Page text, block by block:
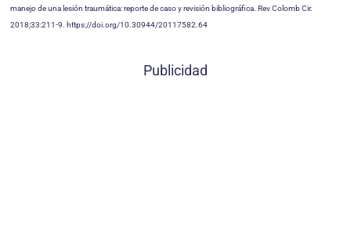
manejo de una lesión traumática: reporte de caso y revisión bibliográfica. Rev Colomb Cir.
2018;33:211-9. https://doi.org/10.30944/20117582.64
Publicidad